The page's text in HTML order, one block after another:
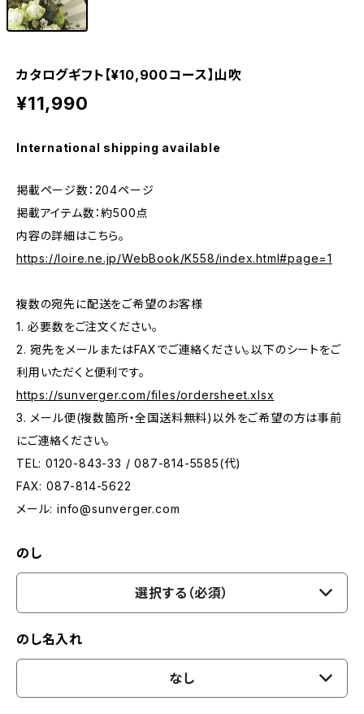
カタログギフト【¥10,900コース】山吹
¥11,990
International shipping available
掲載ページ数：204ページ
掲載アイテム数：約500点
内容の詳細はこちら。
https://loire.ne.jp/WebBook/K558/index.html#page=1
複数の宛先に配送をご希望のお客様
1. 必要数をご注文ください。
2. 宛先をメールまたはFAXでご連絡ください。以下のシートをご
利用いただくと便利です。
https://sunverger.com/files/ordersheet.xlsx
3. メール便(複数箇所・全国送料無料)以外をご希望の方は事前
にご連絡ください。
TEL: 0120-843-33 / 087-814-5585(代)
FAX: 087-814-5622
メール: info@sunverger.com
のし
選択する（必須）
のし名入れ
なし